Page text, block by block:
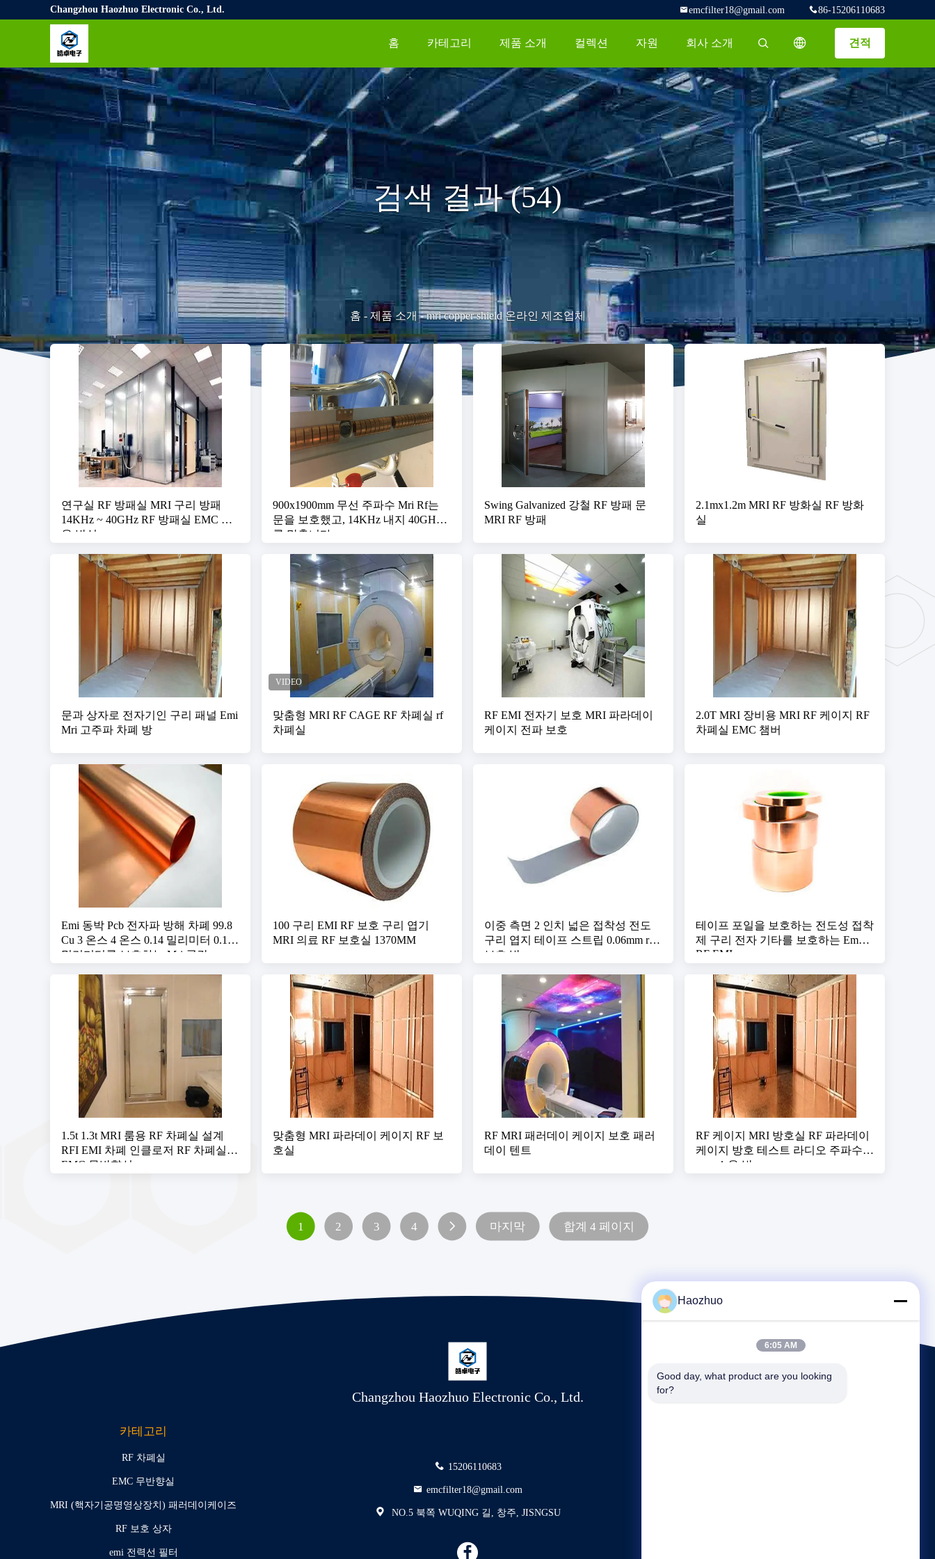
Changzhou Haozhuo Electronic Co., Ltd. 86-15206110683
emcfilter18@gmail.com
견적
描述
홈 카테고리 제품 소개 컬렉션 자원 회사 소개
검색 결과 (54)
홈 - 제품 소개-mri copper shield 온라인 제조업체
연구실 RF 방패실 MRI 구리 방패
14KHz ~ 40GHz RF 방패실 EMC 소
음 방실
900x1900mm 무선 주파수 Mri Rf는
문을 보호했고, 14KHz 내지 40GHz
를 맞춥니다
Swing Galvanized 강철 RF 방패 문
MRI RF 방패
2.1mx1.2m MRI RF 방화실 RF 방화
실
문과 상자로 전자기인 구리 패널 Emi
Mri 고주파 차폐 방
맞춤형 MRI RF CAGE RF 차폐실 rf
차폐실
RF EMI 전자기 보호 MRI 파라데이
케이지 전파 보호
2.0T MRI 장비용 MRI RF 케이지 RF
차폐실 EMC 챔버
Emi 동박 Pcb 전자파 방해 차폐 99.8
Cu 3 온스 4 온스 0.14 밀리미터 0.105
밀리미터를 보호하는 Mri 공간
100 구리 EMI RF 보호 구리 엽기
MRI 의료 RF 보호실 1370MM
이중 측면 2 인치 넓은 접착성 전도
구리 엽지 테이프 스트립 0.06mm rf
보호 방
테이프 포일을 보호하는 전도성 접착
제 구리 전자 기타를 보호하는 Emc
RF EMI
1.5t 1.3t MRI 룸용 RF 차폐실 설계
RFI EMI 차폐 인클로저 RF 차폐실
EMC 무반향실
맞춤형 MRI 파라데이 케이지 RF 보
호실
RF MRI 패러데이 케이지 보호 패러
데이 텐트
RF 케이지 MRI 방호실 RF 파라데이
케이지 방호 테스트 라디오 주파수
emc 소음 방
1 2 3 4 마지막 합계 4 페이지
Changzhou Haozhuo Electronic Co., Ltd.
카테고리
RF 차폐실
EMC 무반향실
MRI (핵자기공명영상장치) 패러데이케이즈
RF 보호 상자
emi 전력선 필터
15206110683
emcfilter18@gmail.com
NO.5 북쪽 WUQING 길, 창주, JISNGSU
Haozhuo
6:05 AM
Good day, what product are you looking
for?